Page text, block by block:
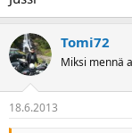
Tomi72
Miksi mennä
18.6.2013